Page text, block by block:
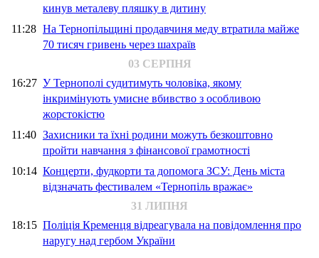
кинув металеву пляшку в дитину
11:28 На Тернопільщині продавчиня меду втратила майже
70 тисяч гривень через шахраїв
03 СЕРПНЯ
16:27 У Тернополі судитимуть чоловіка, якому
інкримінують умисне вбивство з особливою
жорстокістю
11:40 Захисники та їхні родини можуть безкоштовно
пройти навчання з фінансової грамотності
10:14 Концерти, фудкорти та допомога ЗСУ: День міста
відзначать фестивалем «Тернопіль вражає»
31 ЛИПНЯ
18:15 Поліція Кременця відреагувала на повідомлення про
наругу над гербом України